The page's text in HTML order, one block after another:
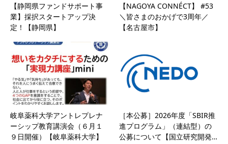
【静岡県ファンドサポート事
業】採択スタートアップ決
定！【静岡県】
【NAGOYA CONNÉCT】 #53
＼皆さまのおかげで3周年／
【名古屋市】
岐阜薬科大学アントレプレナ
ーシップ教育講演会（６月１
９日開催）【岐阜薬科大学】
［本公募］2026年度「SBIR推
進プログラム」（連結型）の
公募について【国立研究開発…